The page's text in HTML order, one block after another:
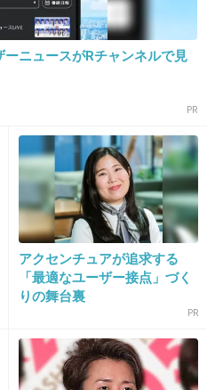
ないのか。
けど。
-12
いるんだ…
いんだから、そのあ
言うってもうファンじ
-12
ーニュースがRチャンネルで見
PR
アクセンチュアが追求する
「最適なユーザー接点」づく
りの舞台裏
PR